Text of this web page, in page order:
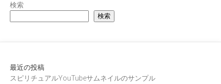
検索
検索
最近の投稿
スピリチュアルYouTubeサムネイルのサンプル